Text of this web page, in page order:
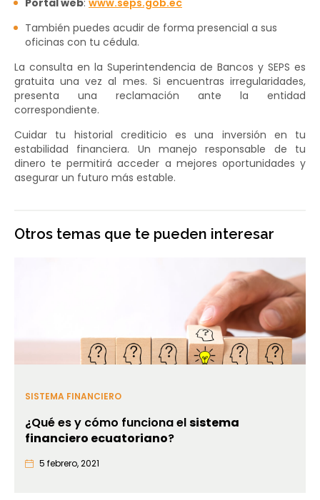
Portal web: www.seps.gob.ec
También puedes acudir de forma presencial a sus
oficinas con tu cédula.
La consulta en la Superintendencia de Bancos y SEPS es
gratuita una vez al mes. Si encuentras irregularidades,
presenta una reclamación ante la entidad
correspondiente.
Cuidar tu historial crediticio es una inversión en tu
estabilidad financiera. Un manejo responsable de tu
dinero te permitirá acceder a mejores oportunidades y
asegurar un futuro más estable.
Otros temas que te pueden interesar
SISTEMA FINANCIERO
¿Qué es y cómo funciona elsistema
financiero ecuatoriano?
5 febrero, 2021